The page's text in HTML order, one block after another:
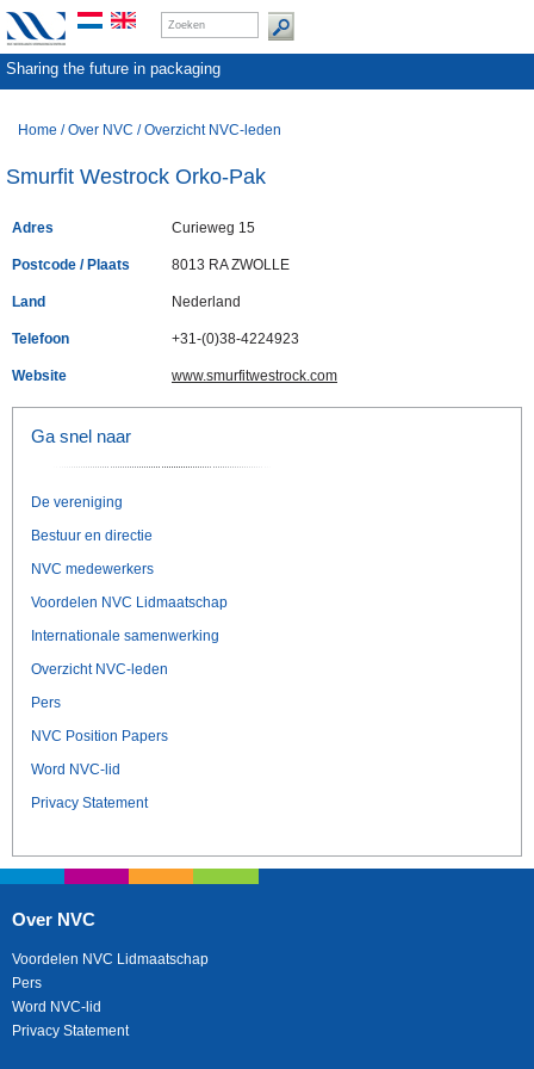
Sharing the future in packaging
Home /Over NVC /Overzicht NVC-leden
Smurfit Westrock Orko-Pak
Adres Curieweg 15
Postcode / Plaats 8013 RA ZWOLLE
Land Nederland
Telefoon +31-(0)38-4224923
Website www.smurfitwestrock.com
Ga snel naar
De vereniging
Bestuur en directie
NVC medewerkers
Voordelen NVC Lidmaatschap
Internationale samenwerking
Overzicht NVC-leden
Pers
NVC Position Papers
Word NVC-lid
Privacy Statement
Over NVC
Voordelen NVC Lidmaatschap
Pers
Word NVC-lid
Privacy Statement